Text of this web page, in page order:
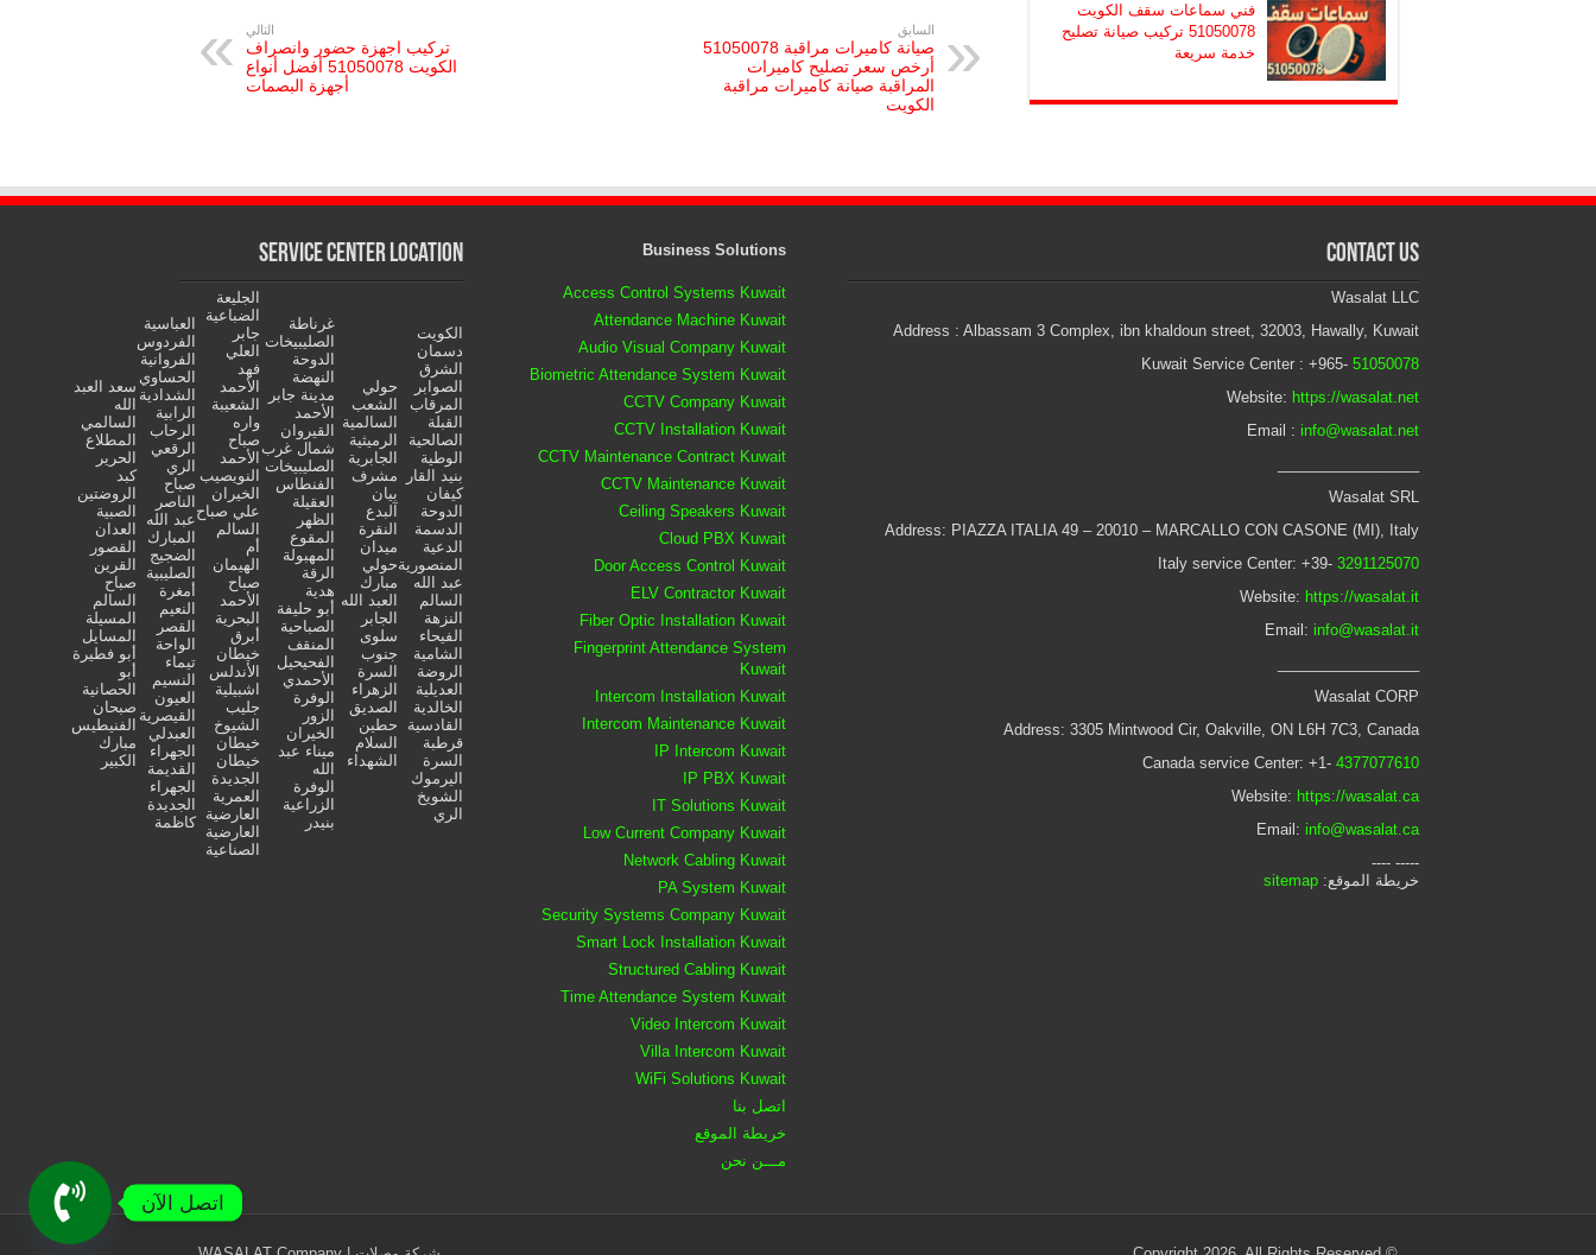
السابق
صيانة كاميرات مراقبة 51050078
أرخص سعر تصليح كاميرات
المراقبة صيانة كاميرات مراقبة
الكويت
التالي
تركيب اجهزة حضور وانصراف
الكويت 51050078 أفضل أنواع
أجهزة البصمات
فني سماعات سقف الكويت
51050078 تركيب صيانة تصليح
خدمة سريعة
Contact Us
Wasalat LLC
Address : Albassam 3 Complex, ibn khaldoun street, 32003, Hawally, Kuwait
Kuwait Service Center : +965- 51050078
Website: https://wasalat.net
Email : info@wasalat.net
Wasalat SRL
Address: PIAZZA ITALIA 49 – 20010 – MARCALLO CON CASONE (MI), Italy
Italy service Center: +39- 3291125070
Website: https://wasalat.it
Email: info@wasalat.it
Wasalat CORP
Address: 3305 Mintwood Cir, Oakville, ON L6H 7C3, Canada
Canada service Center: +1- 4377077610
Website: https://wasalat.ca
Email: info@wasalat.ca
----- ----
خريطة الموقع:sitemap
Business Solutions
Access Control Systems Kuwait
Attendance Machine Kuwait
Audio Visual Company Kuwait
Biometric Attendance System Kuwait
CCTV Company Kuwait
CCTV Installation Kuwait
CCTV Maintenance Contract Kuwait
CCTV Maintenance Kuwait
Ceiling Speakers Kuwait
Cloud PBX Kuwait
Door Access Control Kuwait
ELV Contractor Kuwait
Fiber Optic Installation Kuwait
Fingerprint Attendance System
Kuwait
Intercom Installation Kuwait
Intercom Maintenance Kuwait
IP Intercom Kuwait
IP PBX Kuwait
IT Solutions Kuwait
Low Current Company Kuwait
Network Cabling Kuwait
PA System Kuwait
Security Systems Company Kuwait
Smart Lock Installation Kuwait
Structured Cabling Kuwait
Time Attendance System Kuwait
Video Intercom Kuwait
Villa Intercom Kuwait
WiFi Solutions Kuwait
اتصل بنا
خريطة الموقع
مـــن نحن
Service Center Location
الكويت
دسمان
الشرق
الصوابر
المرقاب
القبلة
الصالحية
الوطية
بنيد القار
كيفان
الدوحة
الدسمة
الدعية
المنصورية
عبد الله
السالم
النزهة
الفيحاء
الشامية
الروضة
العديلية
الخالدية
القادسية
قرطبة
السرة
اليرموك
الشويخ
الري
حولي
الشعب
السالمية
الرميثية
الجابرية
مشرف
بيان
آلبدع
النقرة
ميدان
حولي
مبارك
العبد الله
الجابر
سلوى
جنوب
السرة
الزهراء
الصديق
حطين
السلام
الشهداء
غرناطة
الصليبيخات
الدوحة
النهضة
مدينة جابر
الأحمد
القيروان
شمال غرب
الصليبيخات
الفنطاس
العقيلة
الظهر
المقوع
المهبولة
الرقة
هدية
أبو حليفة
الصباحية
المنقف
الفحيحيل
الأحمدي
الوفرة
الزور
الخيران
ميناء عبد
الله
الوفرة
الزراعية
بنيدر
الجليعة
الضباعية
جابر
العلي
فهد
الأحمد
الشعيبة
واره
صباح
الأحمد
النويصيب
الخيران
علي صباح
السالم
أم
الهيمان
صباح
الأحمد
البحرية
أبرق
خيطان
الأندلس
اشبيلية
جليب
الشيوخ
خيطان
خيطان
الجديدة
العمرية
العارضية
العارضية
الصناعية
العباسية
الفردوس
الفروانية
الحساوي
الشدادية
الرابية
الرحاب
الرقعي
الري
صباح
الناصر
عبد الله
المبارك
الضجيج
الصليبية
أمغرة
النعيم
القصر
الواحة
تيماء
النسيم
العيون
القيصرية
العبدلي
الجهراء
القديمة
الجهراء
الجديدة
كاظمة
سعد العبد
الله
السالمي
المطلاع
الحرير
كبد
الروضتين
الصبية
العدان
القصور
القرين
صباح
السالم
المسيلة
المسايل
أبو فطيرة
أبو
الحصانية
صبحان
الفنيطيس
مبارك
الكبير
اتصل الآن